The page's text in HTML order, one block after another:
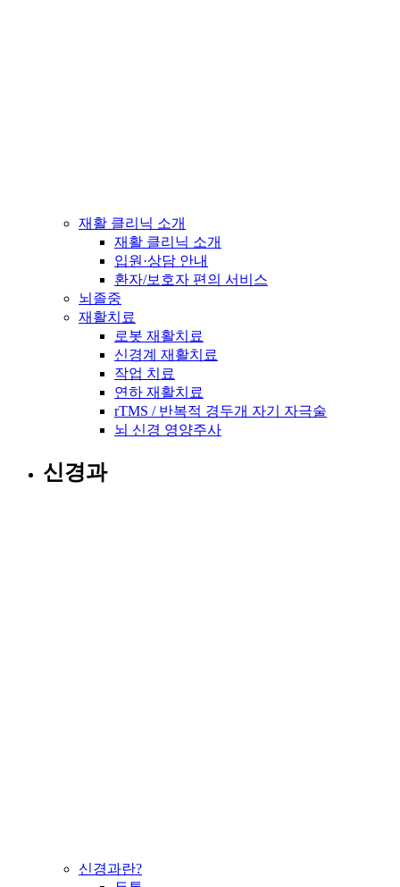
재활 클리닉 소개
재활 클리닉 소개
입원·상담 안내
환자/보호자 편의 서비스
뇌졸중
재활치료
로봇 재활치료
신경계 재활치료
작업 치료
연하 재활치료
rTMS / 반복적 경두개 자기 자극술
뇌 신경 영양주사
신경과
신경과란?